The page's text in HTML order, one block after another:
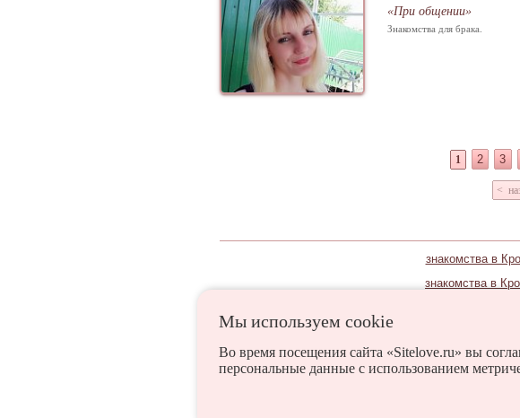
«При общении»
Знакомства для брака.
1 2 3
<
знакомства в
знакомства в
Армавир Геленджик
Славянск-на-Кубани Сочи Тихорецк
Мы используем сookie
Во время посещения сайта «Sitelove.ru» вы
персональные данные с использованием